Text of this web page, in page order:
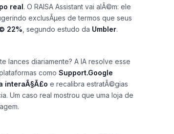
real. O RAISA Assistant vai alÃ©m: ele
exclusÃµes de termos que seus
22% , segundo estudo da Umbler.
lances diariamente? A IA resolve esse
como Support.Google
interaÃ§Ã£o e recalibra estratÃ©gias
Um caso real mostrou que uma loja de